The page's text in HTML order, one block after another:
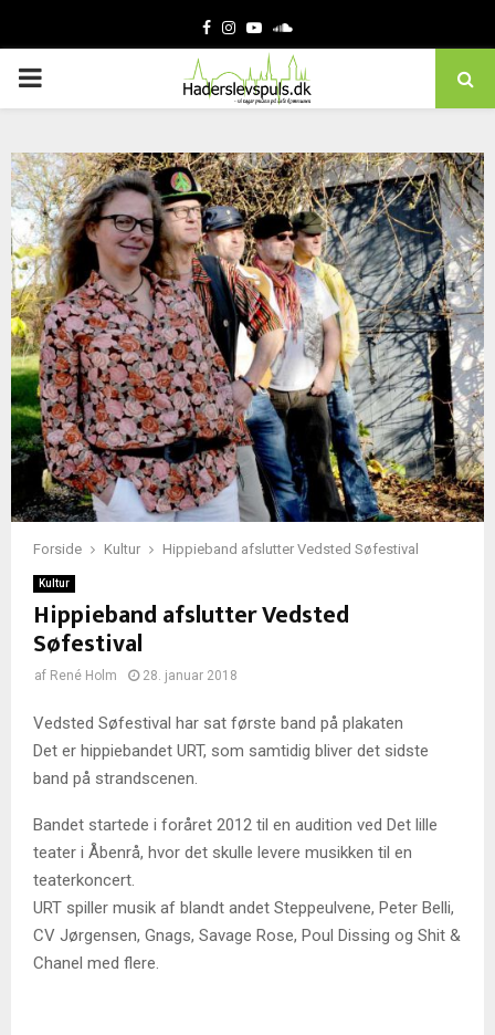
Facebook
Instagram
YoutubeSoundcloud
PRIMARY
Forside Kultur Hippieband afslutter Vedsted Søfestival
Kultur
Hippieband afslutter Vedsted
Søfestival
af René Holm 28. januar 2018
Vedsted Søfestival har sat første band på plakaten
Det er hippiebandet URT, som samtidig bliver det sidste
band på strandscenen.
Bandet startede i foråret 2012 til en audition ved Det lille
teater i Åbenrå, hvor det skulle levere musikken til en
teaterkoncert.
URT spiller musik af blandt andet Steppeulvene, Peter Belli,
CV Jørgensen, Gnags, Savage Rose, Poul Dissing og Shit &
Chanel med flere.